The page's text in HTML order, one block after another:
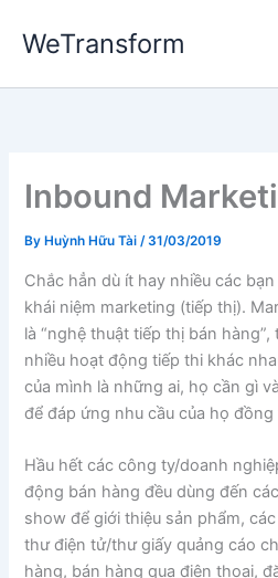
WeTransform
Inbound
By Huỳnh Hữu Tài/31/03/2019
Chắc hẳn dù ít hay nhiều các
khái niệm marketing (tiếp thị).
là “nghệ thuật tiếp thị bán
nhiều hoạt động tiếp thi khác
của mình là những ai, họ cần gì
để đáp ứng nhu cầu của họ
Hầu hết các công ty/doanh
động bán hàng đều dùng đến
show để giới thiệu sản phẩm,
thư điện tử/thư giấy quảng cáo
hàng, bán hàng qua điện thoại,